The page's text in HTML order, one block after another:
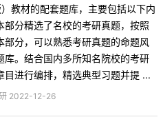
教材的配套题库，主要包括以下内
分精选了名校的考研真题，按照
分，可以熟悉考研真题的命题风
。结合国内多所知名院校的考研
进行编排，精选典型习题并提 ...
2022-12-26